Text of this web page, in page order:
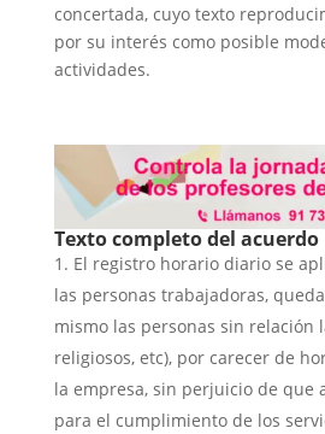
concertada, cuyo texto
por su interés como posible
actividades.
Texto completo del acuerdo
El registro horario diario se
las personas trabajadoras,
mismo las personas sin relación
religiosos, etc), por carecer de
la empresa, sin perjuicio de que
para el cumplimiento de los